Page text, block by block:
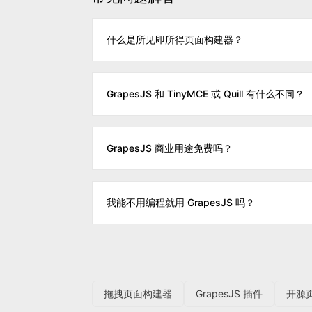
什么是所见即所得页面构建器？
GrapesJS 和 TinyMCE 或 Quill 有什么不同？
GrapesJS 商业用途免费吗？
我能不用编程就用 GrapesJS 吗？
拖拽页面构建器 GrapesJS 插件 开源